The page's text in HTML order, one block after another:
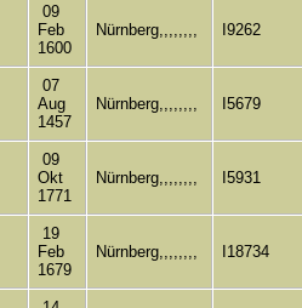
09
Feb
1600
Nürnberg,,,,,,,, I9262
07
Aug
1457
Nürnberg,,,,,,,, I5679
09
Okt
1771
Nürnberg,,,,,,,, I5931
19
Feb
1679
Nürnberg,,,,,,,, I18734